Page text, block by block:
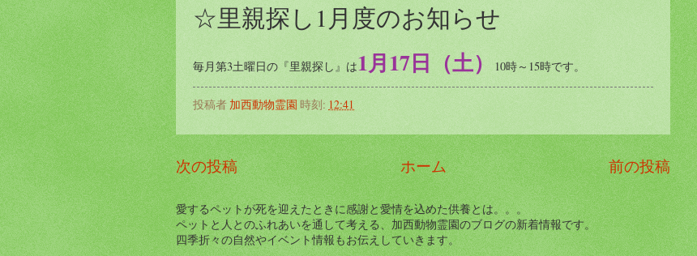
☆里親探し1月度のお知らせ
毎月第3土曜日の『里親探し』は1月17日（土） 10時～15時です。
投稿者 加西動物霊園 時刻: 12:41
次の投稿 前の投稿
ホーム
愛するペットが死を迎えたときに感謝と愛情を込めた供養とは。。。
ペットと人とのふれあいを通して考える、加西動物霊園のブログの新着情報です。
四季折々の自然やイベント情報もお伝えしていきます。